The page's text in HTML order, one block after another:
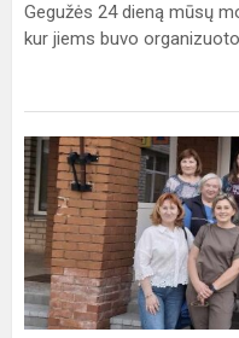
Gegužės 24 dieną mūsų
kur jiems buvo
Edukacinė
išvyka
„Kuo
ypatingas
Žeimių
miestelis?“